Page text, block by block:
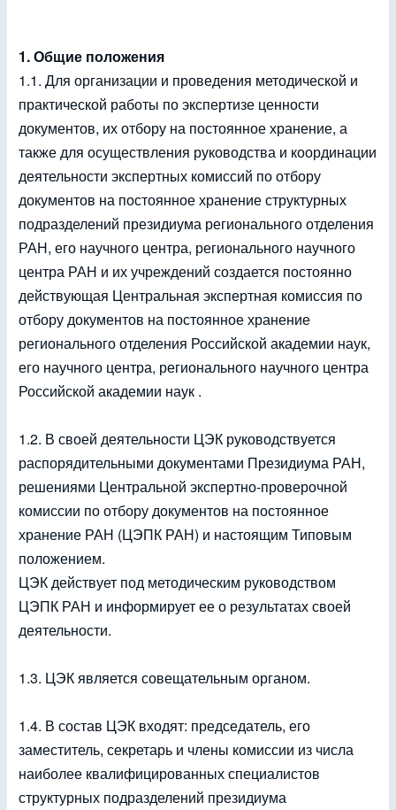
1. Общие положения
1.1. Для организации и проведения методической и
практической работы по экспертизе ценности
документов, их отбору на постоянное хранение, а
также для осуществления руководства и координации
деятельности экспертных комиссий по отбору
документов на постоянное хранение структурных
подразделений президиума регионального отделения
РАН, его научного центра, регионального научного
центра РАН и их учреждений создается постоянно
действующая Центральная экспертная комиссия по
отбору документов на постоянное хранение
регионального отделения Российской академии наук,
его научного центра, регионального научного центра
Российской академии наук .
1.2. В своей деятельности ЦЭК руководствуется
распорядительными документами Президиума РАН,
решениями Центральной экспертно-проверочной
комиссии по отбору документов на постоянное
хранение РАН (ЦЭПК РАН) и настоящим Типовым
положением.
ЦЭК действует под методическим руководством
ЦЭПК РАН и информирует ее о результатах своей
деятельности.
1.3. ЦЭК является совещательным органом.
1.4. В состав ЦЭК входят: председатель, его
заместитель, секретарь и члены комиссии из числа
наиболее квалифицированных специалистов
структурных подразделений президиума